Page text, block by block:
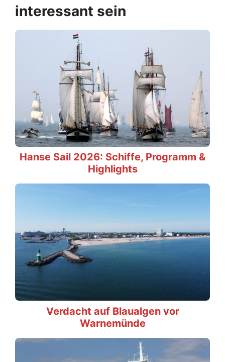
interessant sein
Hanse Sail 2026: Schiffe, Programm &
Highlights
Verdacht auf Blaualgen vor
Warnemünde